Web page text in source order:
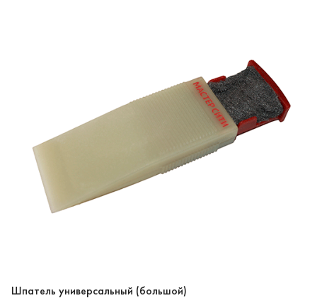
Шпатель универсальный (большой)